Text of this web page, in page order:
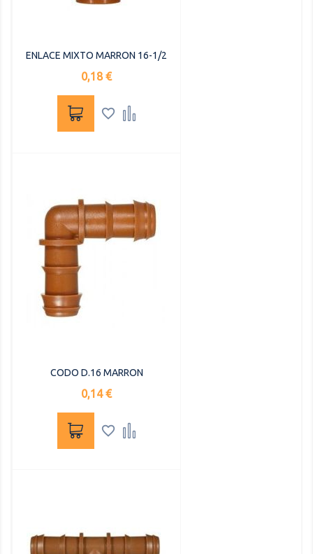
ENLACE MIXTO MARRON 16-1/2
Precio
0,18 €
 
CODO D.16 MARRON
Precio
0,14 €
 